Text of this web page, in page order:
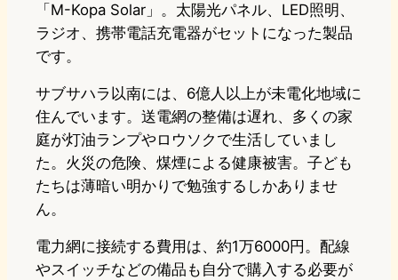
「M-Kopa Solar」。太陽光パネル、LED照明、
ラジオ、携帯電話充電器がセットになった製品
です。
サブサハラ以南には、6億人以上が未電化地域に
住んでいます。送電網の整備は遅れ、多くの家
庭が灯油ランプやロウソクで生活していまし
た。火災の危険、煤煙による健康被害。子ども
たちは薄暗い明かりで勉強するしかありませ
ん。
電力網に接続する費用は、約1万6000円。配線
やスイッチなどの備品も自分で購入する必要が